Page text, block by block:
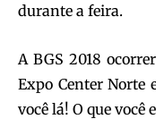
durante a feira.
A BGS 2018
Expo Center Norte
você lá! O que você